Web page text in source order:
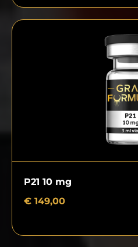
P21 10 mg
€ 149,00